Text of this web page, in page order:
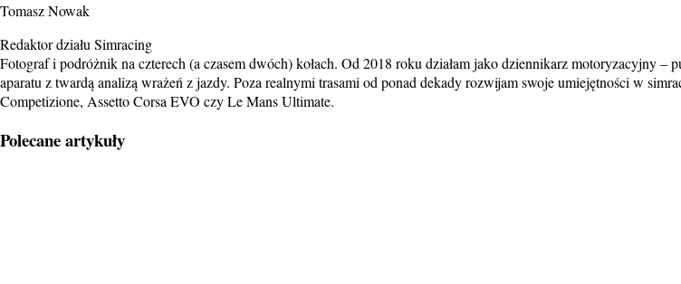
Tomasz Nowak
Redaktor działu Simracing
Fotograf i podróżnik na czterech (a czasem dwóch) kołach. Od 2018 roku działam jako dziennikarz motoryzacyjny –
aparatu z twardą analizą wrażeń z jazdy. Poza realnymi trasami od ponad dekady rozwijam swoje umiejętności w
Competizione, Assetto Corsa EVO czy Le Mans Ultimate.
Polecane artykuły